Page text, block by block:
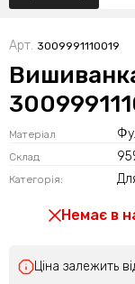
Арт. 3009991110019
Матеріал
Склад
Категорія:
Немає в
Ціна залежить